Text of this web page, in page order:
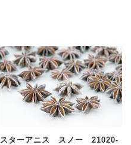
スターアニス スノー 21020-